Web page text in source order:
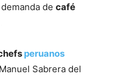
de café
peruanos
Sabrera del